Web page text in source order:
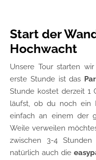
Start der
Hochwacht
Unsere Tour starten
erste Stunde ist das
Stunde kostet derzeit 1
läufst, ob du noch ein
einfach an einem der
Weile verweilen
zwischen 3-4
natürlich auch die